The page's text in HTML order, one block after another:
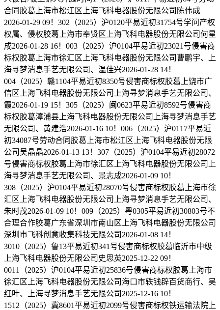
合同胶葛上海市松江区上海飞科电器股份无限公司陈伟成
2026-01-29 09！302（2025）沪0120平易近初31754号学问产权
权属、侵权胶葛上海市奉贤区上海飞科电器股份无限公司何星
成2026-01-28 16！003（2025）沪0104平易近初23021号侵害商
标权胶葛上海市徐汇区上海飞科电器股份无限公司曹鹏宇、上
海寻梦消息手艺无限公司、温佳兴2026-01-28 14！
004（2025）赣1104平易近初8350号侵害商标权胶葛上饶市广
信区上海飞科电器股份无限公司上海寻梦消息手艺无限公司、
霞2026-01-19 15！305（2025）闽0623平易近初8592号侵害商
标权胶葛漳浦县上海飞科电器股份无限公司上海寻梦消息手艺
无限公司、黄建浩2026-01-16 10！006（2025）沪0117平易近
初34087号劳动合同胶葛上海市松江区上海飞科电器股份无限
公司吴晶晶2026-01-13 13！307（2025）沪0104平易近初28072
号侵害商标权胶葛上海市徐汇区上海飞科电器股份无限公司上
海寻梦消息手艺无限公司、景志成2026-01-09 10！
308（2025）沪0104平易近初28070号侵害商标权胶葛上海市徐
汇区上海飞科电器股份无限公司上海寻梦消息手艺无限公司、
朱时茂2026-01-09 10！009（2025）粤0305平易近初30803号不
合理合作胶葛广东省深圳市南山区上海飞科电器股份无限公司
深圳市飞科创意收集科技无限公司2026-01-08 14！
3010（2025）鲁13平易近初341号侵害商标权胶葛临沂市中级
上海飞科电器股份无限公司史思英2025-12-22 09！
0011（2025）沪0104平易近初25836号侵害商标权胶葛上海市
徐汇区上海飞科电器股份无限公司海口市轶钱辟百货商行、吴
红叶、上海寻梦消息手艺无限公司2025-12-16 10！
1512（2025）冀8601平易近初2099号侵害商标权铁运输法院上